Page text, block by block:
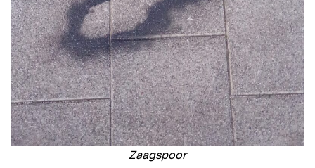
Zaagspoor